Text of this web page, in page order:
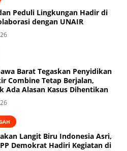
Peduli Lingkungan Hadir di
dengan UNAIR
Barat Tegaskan Penyidikan
Combine Tetap Berjalan,
Ada Alasan Kasus Dihentikan
Langit Biru Indonesia Asri,
Demokrat Hadiri Kegiatan di